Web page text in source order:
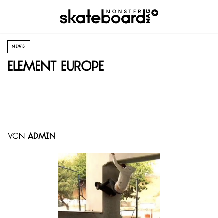
NEWS
Element Europe
von admin